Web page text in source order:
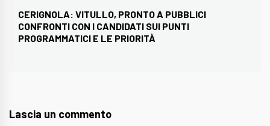
Next
post:
CERIGNOLA: VITULLO, PRONTO A PUBBLICI
CONFRONTI CON I CANDIDATI SUI PUNTI
PROGRAMMATICI E LE PRIORITÀ
Lascia un commento